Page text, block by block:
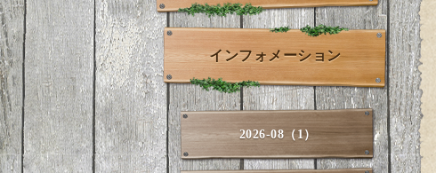
インフォメーション
2026-08（1）